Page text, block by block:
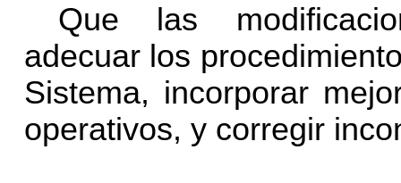
Que las
adecuar los
Sistema, incorporar
operativos, y corregir